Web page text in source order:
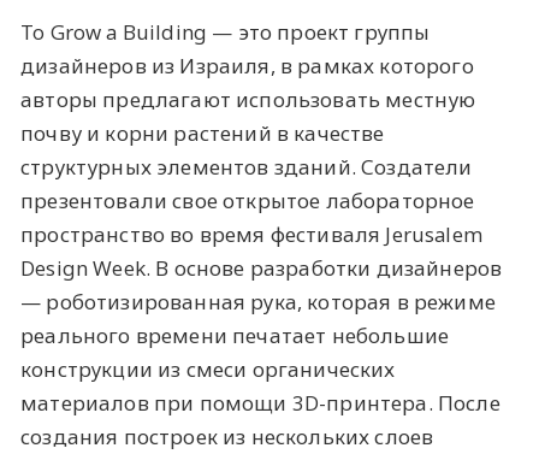
To Grow a Building — это проект группы
дизайнеров из Израиля, в рамках которого
авторы предлагают использовать местную
почву и корни растений в качестве
структурных элементов зданий. Создатели
презентовали свое открытое лабораторное
пространство во время фестиваля Jerusalem
Design Week. В основе разработки дизайнеров
— роботизированная рука, которая в режиме
реального времени печатает небольшие
конструкции из смеси органических
материалов при помощи 3D-принтера. После
создания построек из нескольких слоев